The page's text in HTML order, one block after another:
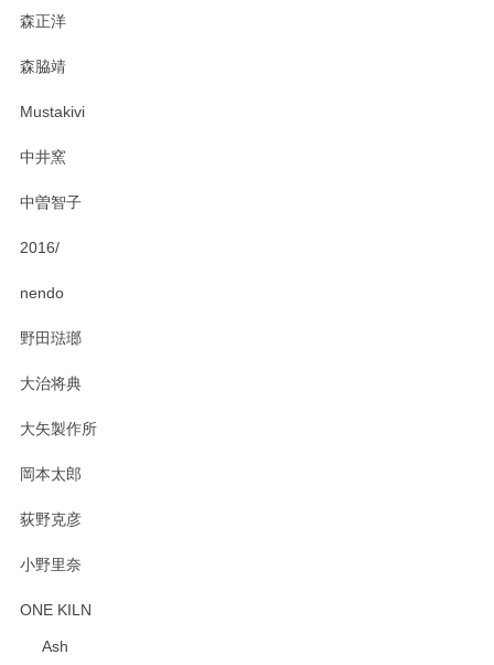
森正洋
森脇靖
Mustakivi
中井窯
中曽智子
2016/
nendo
野田琺瑯
大治将典
大矢製作所
岡本太郎
荻野克彦
小野里奈
ONE KILN
Ash